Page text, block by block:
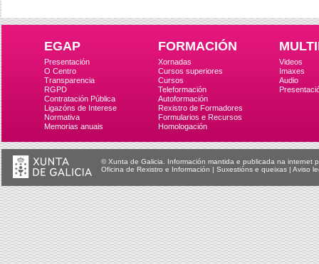
EGAP
Presentación
O Centro
Transparencia
RGPD
Contratación Pública
Ligazóns de Interese
Normativa
Memorias anuais
FORMACIÓN
Xornadas
Cursos superiores
Cursos
Teleformación
Autoformación
Rexistro de Formadores
Formularios e Recursos
Homologación
Videos
Imaxes
Audio
© Xunta de Galicia. Información mantida e publicada na internet
Oficina de Rexistro e Información | Suxestións e queixas | Aviso